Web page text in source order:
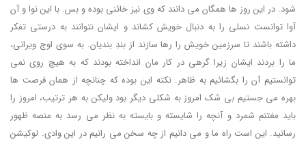
شود. در این روز ها همگان می دانند که وی نیز خائنی بوده و بس. با این نوا و آن
آوا توانست نسلی را به دنبال خویش کشاند و ایشان نتوانند به درستی تفکر
داشته باشند تا سرزمین خویش را رها سازند از بندِ بندیان. به سوی اوج ویرانی،
ما را بردند ایشان زیرا گرهی در کار مان انداخته بودند که به هیچ روی نمی
توانستیم آن را بگشائیم به ظاهر. نکته این بوده که چنانچه از همان فرصت ها
بهره می جستیم بی شک امروز به شکلی دیگر بود ولیکن به هر ترتیب، امروز را
باید مغتنم شمرد و آنچه را شایسته و بایسته به نظر می رسد به منصه ظهور
رسانید. این است راه ما و می دانیم از چه سخن می رانیم در این وادی. لوکیشن